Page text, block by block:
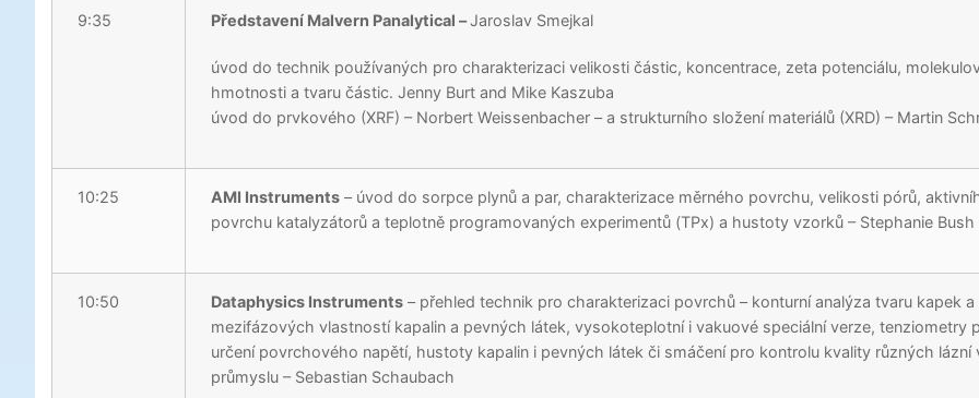
9:35 Představení Malvern Panalytical –Jaroslav Smejkal
úvod do technik používaných pro charakterizaci velikosti částic, koncentrace, zeta potenciálu,
hmotnosti a tvaru částic. Jenny Burt and Mike Kaszuba
úvod do prvkového (XRF) – Norbert Weissenbacher – a strukturního složení materiálů (XRD) – Martin
10:25 AMI Instruments – úvod do sorpce plynů a par, charakterizace měrného povrchu, velikosti pórů,
povrchu katalyzátorů a teplotně programovaných experimentů (TPx) a hustoty vzorků – Stephanie Bush
10:50 Dataphysics Instruments – přehled technik pro charakterizaci povrchů – konturní analýza tvaru kapek a
mezifázových vlastností kapalin a pevných látek, vysokoteplotní i vakuové speciální verze, tenziometry
určení povrchového napětí, hustoty kapalin i pevných látek či smáčení pro kontrolu kvality různých lázní
průmyslu – Sebastian Schaubach